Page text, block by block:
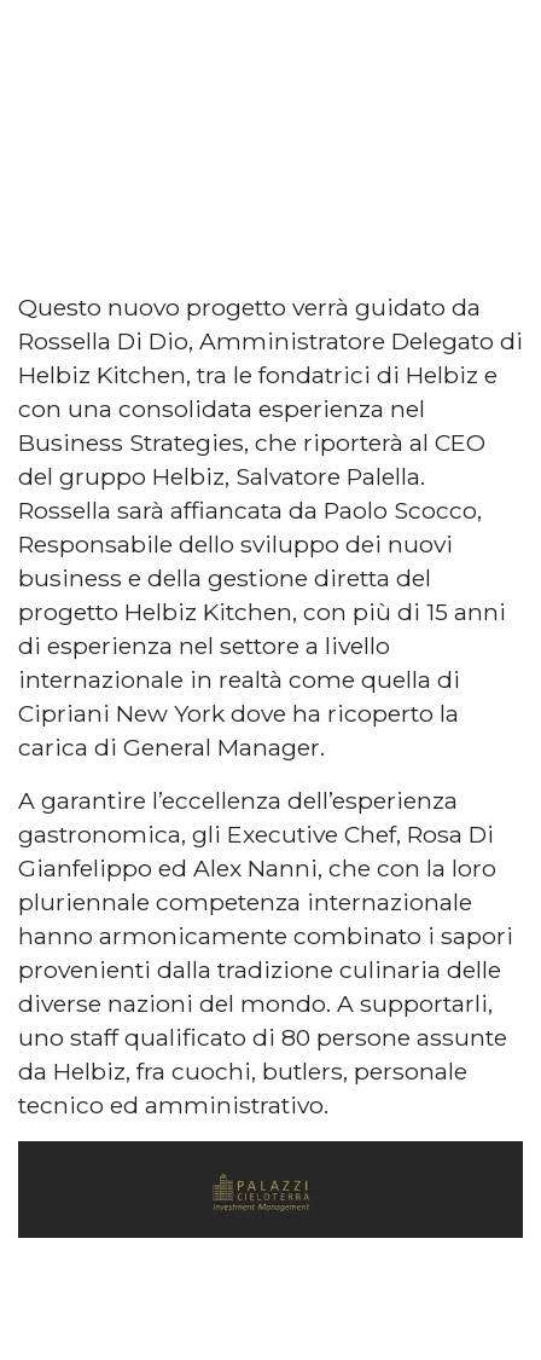
Questo nuovo progetto verrà guidato da
Rossella Di Dio, Amministratore Delegato di
Helbiz Kitchen, tra le fondatrici di Helbiz e
con una consolidata esperienza nel
Business Strategies, che riporterà al CEO
del gruppo Helbiz, Salvatore Palella.
Rossella sarà affiancata da Paolo Scocco,
Responsabile dello sviluppo dei nuovi
business e della gestione diretta del
progetto Helbiz Kitchen, con più di 15 anni
di esperienza nel settore a livello
internazionale in realtà come quella di
Cipriani New York dove ha ricoperto la
carica di General Manager.
A garantire l’eccellenza dell’esperienza
gastronomica, gli Executive Chef, Rosa Di
Gianfelippo ed Alex Nanni, che con la loro
pluriennale competenza internazionale
hanno armonicamente combinato i sapori
provenienti dalla tradizione culinaria delle
diverse nazioni del mondo. A supportarli,
uno staff qualificato di 80 persone assunte
da Helbiz, fra cuochi, butlers, personale
tecnico ed amministrativo.